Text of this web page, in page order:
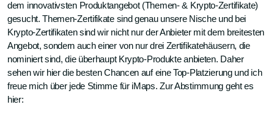
dem innovativsten Produktangebot (Themen- & Krypto-Zertifikate)
gesucht. Themen-Zertifikate sind genau unsere Nische und bei
Krypto-Zertifikaten sind wir nicht nur der Anbieter mit dem breitesten
Angebot, sondern auch einer von nur drei Zertifikatehäusern, die
nominiert sind, die überhaupt Krypto-Produkte anbieten. Daher
sehen wir hier die besten Chancen auf eine Top-Platzierung und ich
freue mich über jede Stimme für iMaps. Zur Abstimmung geht es
hier: